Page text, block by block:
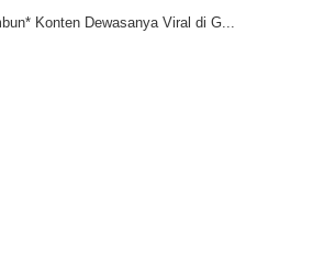
Konten Dewasanya Viral di G...